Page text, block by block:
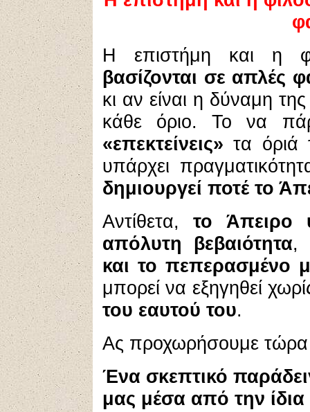
Η επιστήμη και η
βασίζονται σε απλές
κι αν είναι η δύναμη
κάθε όριο. Το να
«επεκτείνεις» τα όριά
υπάρχει
δημιουργεί ποτέ το
Αντίθετα,το Άπειρο
απόλυτη βεβαιότητα,
και το πεπερασμένο
μπορεί να εξηγηθεί
του εαυτού του.
Ας προχωρήσουμε τώρα
Ένα σκεπτικό
μας μέσα από την ίδια